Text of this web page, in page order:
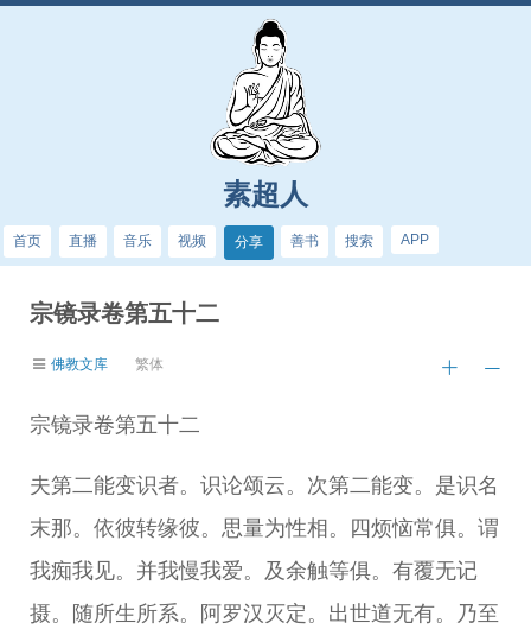
素超人
首页 直播 音乐 视频 分享 善书 搜索 APP
宗镜录卷第五十二
佛教文库 繁体
宗镜录卷第五十二
夫第二能变识者。识论颂云。次第二能变。是识名
末那。依彼转缘彼。思量为性相。四烦恼常俱。谓
我痴我见。并我慢我爱。及余触等俱。有覆无记
摄。随所生所系。阿罗汉灭定。出世道无有。乃至